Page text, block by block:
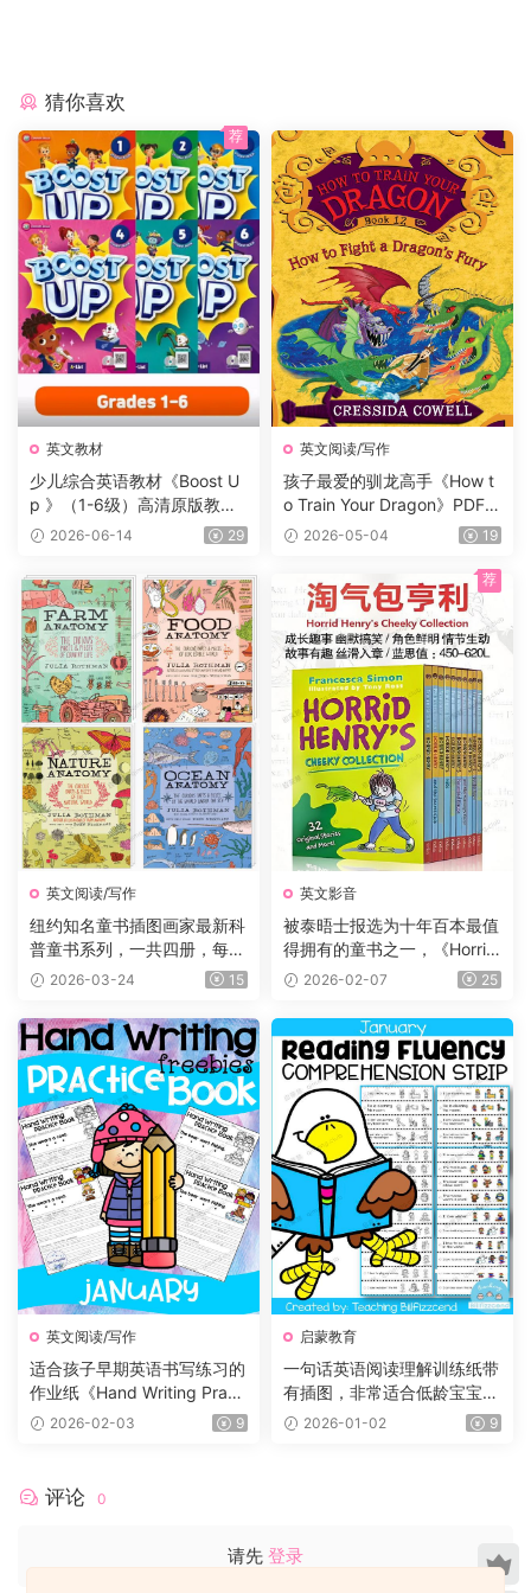
猜你喜欢
英文教材
少儿综合英语教材《Boost U
p 》（1-6级）高清原版教
材，学生书+课本答案试题
2026-06-14 29
荐
英文阅读/写作
孩子最爱的驯龙高手《How t
o Train Your Dragon》PDF书
籍12册+电子书及音频+3册漫
2026-05-04 19
英文阅读/写作
纽约知名童书插图画家最新科
普童书系列，一共四册，每册
225页，自然+海洋+食物+农
有趣，特别适合小朋友们阅
读。
2026-03-24 15
英文影音
被泰晤士报选为十年百本最值
得拥有的童书之一，《Horrid
Henry 》淘气包亨利系列，P
集、电影、练习等
2026-02-07 25
荐
英文阅读/写作
适合孩子早期英语书写练习的
作业纸《Hand Writing Practi
ce Book》12册，每个月有一
2026-02-03 9
启蒙教育
一句话英语阅读理解训练纸带
有插图，非常适合低龄宝宝！
小红书爆款！
2026-01-02 9
评论 0
请先 登录